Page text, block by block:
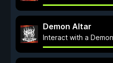
Demon Altar
Interact with a